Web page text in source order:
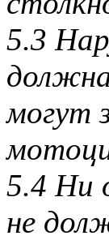
5.3
могут
5.4 Ни
не